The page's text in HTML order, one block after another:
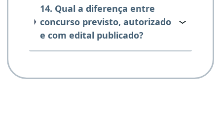
14. Qual a diferença entre
concurso previsto, autorizado
e com edital publicado?